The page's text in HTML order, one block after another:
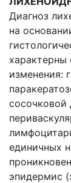
Диагноз
на
изменения:
сосочковой
единичных
эпидермис